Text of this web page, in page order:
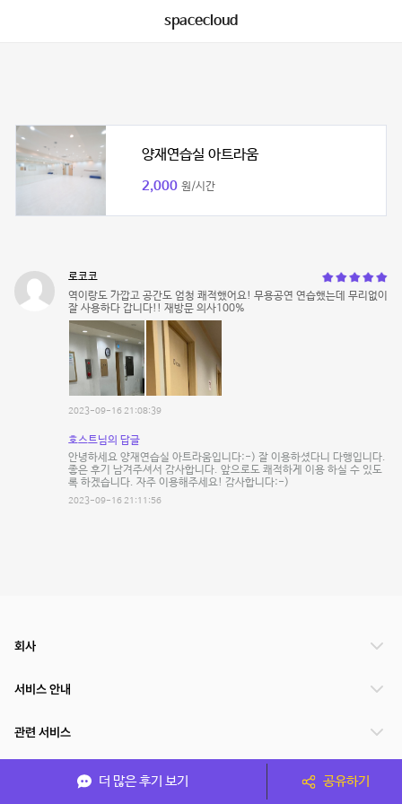
spacecloud
양재연습실 아트라움
2,000 원/시간
로코코
역이랑도 가깝고 공간도 엄청 쾌적했어요! 무용공연 연습했는데 무리없이
잘 사용하다 갑니다!! 재방문 의사100%
2023-09-16 21:08:39
호스트님의 답글
안녕하세요 양재연습실 아트라움입니다:-) 잘 이용하셨다니 다행입니다.
좋은 후기 남겨주셔서 감사합니다. 앞으로도 쾌적하게 이용 하실 수 있도
록 하겠습니다. 자주 이용해주세요! 감사합니다:-)
2023-09-16 21:11:56
더 많은 후기 보기 공유하기
회사
서비스 안내
관련 서비스